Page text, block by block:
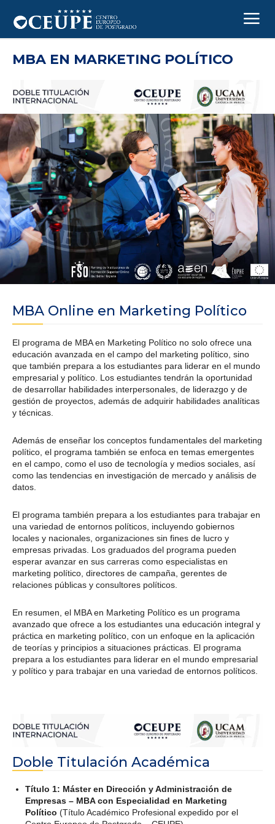
MBA EN MARKETING POLÍTICO
MBA Online en Marketing Político
El programa de MBA en Marketing Político no solo ofrece una
educación avanzada en el campo del marketing político, sino
que también prepara a los estudiantes para liderar en el mundo
empresarial y político. Los estudiantes tendrán la oportunidad
de desarrollar habilidades interpersonales, de liderazgo y de
gestión de proyectos, además de adquirir habilidades analíticas
y técnicas.
Además de enseñar los conceptos fundamentales del marketing
político, el programa también se enfoca en temas emergentes
en el campo, como el uso de tecnología y medios sociales, así
como las tendencias en investigación de mercado y análisis de
datos.
El programa también prepara a los estudiantes para trabajar en
una variedad de entornos políticos, incluyendo gobiernos
locales y nacionales, organizaciones sin fines de lucro y
empresas privadas. Los graduados del programa pueden
esperar avanzar en sus carreras como especialistas en
marketing político, directores de campaña, gerentes de
relaciones públicas y consultores políticos.
En resumen, el MBA en Marketing Político es un programa
avanzado que ofrece a los estudiantes una educación integral y
práctica en marketing político, con un enfoque en la aplicación
de teorías y principios a situaciones prácticas. El programa
prepara a los estudiantes para liderar en el mundo empresarial
y político y para trabajar en una variedad de entornos políticos.
Doble Titulación Académica
Título 1: Máster en Dirección y Administración de
Empresas – MBA con Especialidad en Marketing
Político (Título Académico Profesional expedido por el